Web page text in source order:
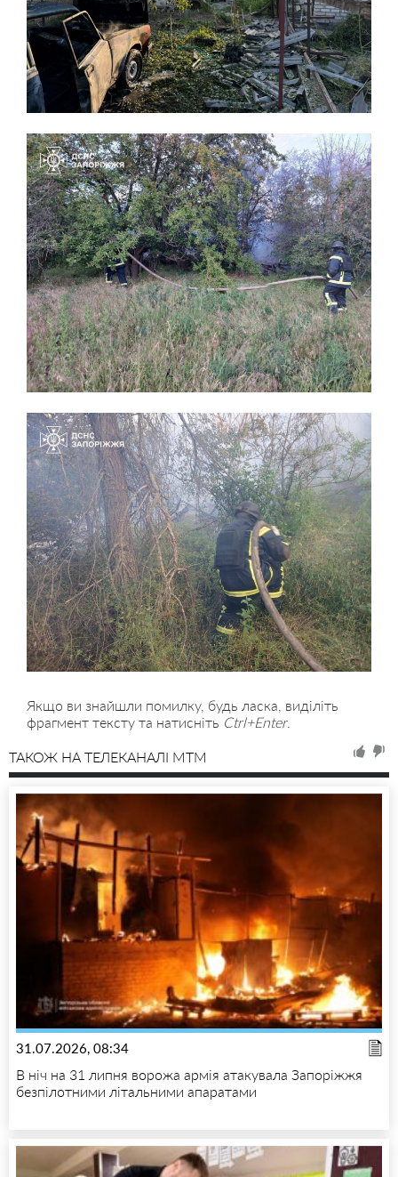
Якщо ви знайшли помилку, будь ласка, виділіть
фрагмент тексту та натисніть Ctrl+Enter.
ТАКОЖ НА ТЕЛЕКАНАЛІ MTM
31.07.2026, 08:34
В ніч на 31 липня ворожа армія атакувала Запоріжжя
безпілотними літальними апаратами